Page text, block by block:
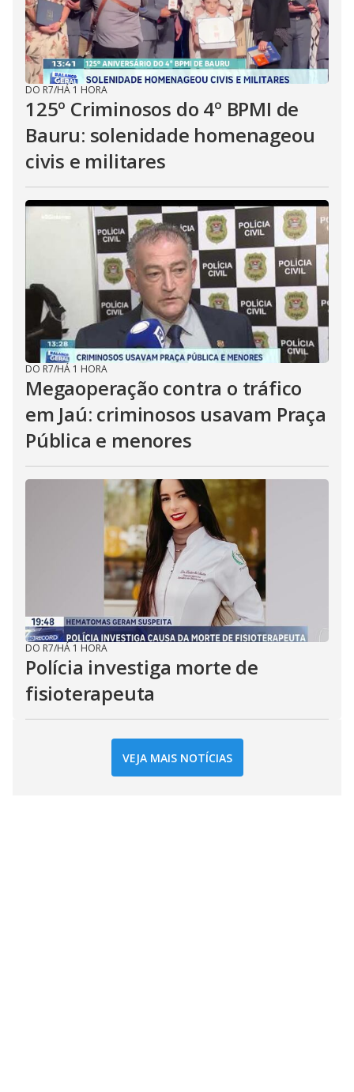
DO R7/HÁ 1 HORA
125º Criminosos do 4º BPMI de
Bauru: solenidade homenageou
civis e militares
DO R7/HÁ 1 HORA
Megaoperação contra o tráfico
em Jaú: criminosos usavam Praça
Pública e menores
DO R7/HÁ 1 HORA
Polícia investiga morte de
fisioterapeuta
VEJA MAIS NOTÍCIAS